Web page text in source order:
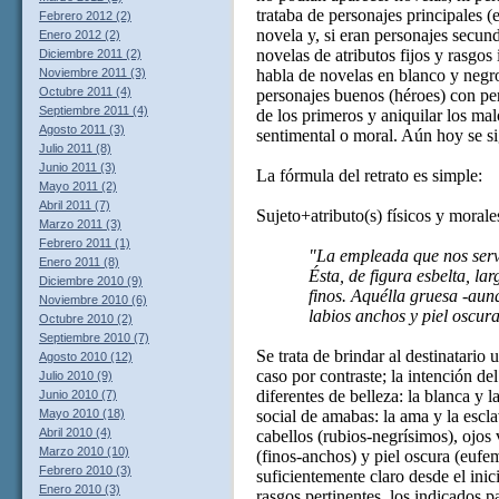
trataba de personajes principales
novela y, si eran personajes
novelas de atributos fijos y rasgos
habla de novelas en blanco y
personajes buenos (héroes) con
de los primeros y aniquilar los
sentimental o moral. Aún hoy se
La fórmula del retrato es simple:
Sujeto+atributo(s) físicos y
"La empleada que nos
Ésta, de figura esbelta,
finos. Aquélla gruesa -
labios anchos y piel
Se trata de brindar al destinatario
caso por contraste; la intención
diferentes de belleza: la blanca y
social de amabas: la ama y la
cabellos (rubios-negrísimos), ojos
(finos-anchos) y piel oscura
suficientemente claro desde el
Febrero 2012 (2)
Enero 2012 (2)
Diciembre 2011 (2)
Noviembre 2011 (3)
Octubre 2011 (4)
Septiembre 2011 (4)
Agosto 2011 (3)
Julio 2011 (8)
Junio 2011 (3)
Mayo 2011 (2)
Abril 2011 (7)
Marzo 2011 (3)
Febrero 2011 (1)
Enero 2011 (8)
Diciembre 2010 (9)
Noviembre 2010 (6)
Octubre 2010 (2)
Septiembre 2010 (7)
Agosto 2010 (12)
Julio 2010 (9)
Junio 2010 (7)
Mayo 2010 (18)
Abril 2010 (4)
Marzo 2010 (10)
Febrero 2010 (3)
Enero 2010 (3)